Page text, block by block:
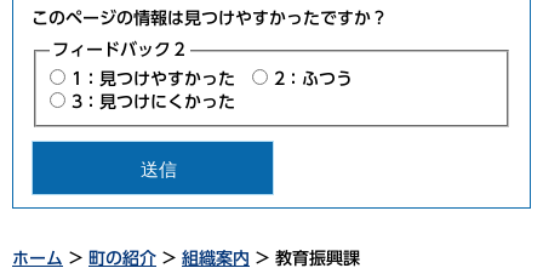
このページの情報は見つけやすかったですか？
フィードバック２
1：見つけやすかった
2：ふつう
3：見つけにくかった
ホーム > 町の紹介 > 組織案内 > 教育振興課